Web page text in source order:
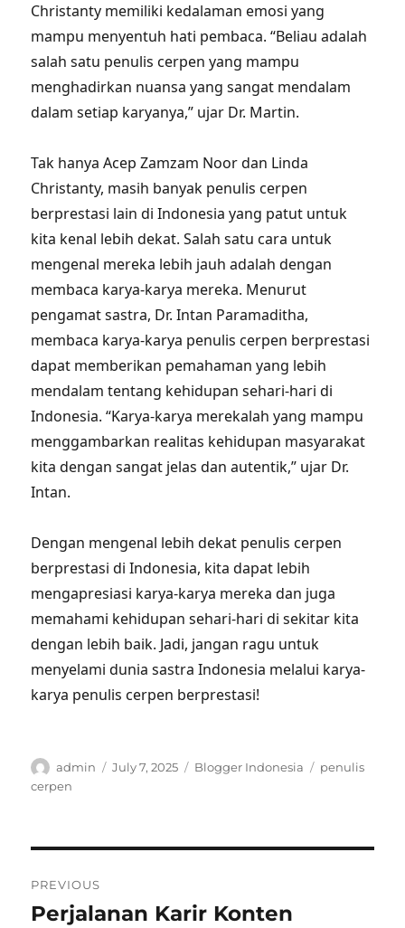
Christanty memiliki kedalaman emosi yang
mampu menyentuh hati pembaca. “Beliau adalah
salah satu penulis cerpen yang mampu
menghadirkan nuansa yang sangat mendalam
dalam setiap karyanya,” ujar Dr. Martin.
Tak hanya Acep Zamzam Noor dan Linda
Christanty, masih banyak penulis cerpen
berprestasi lain di Indonesia yang patut untuk
kita kenal lebih dekat. Salah satu cara untuk
mengenal mereka lebih jauh adalah dengan
membaca karya-karya mereka. Menurut
pengamat sastra, Dr. Intan Paramaditha,
membaca karya-karya penulis cerpen berprestasi
dapat memberikan pemahaman yang lebih
mendalam tentang kehidupan sehari-hari di
Indonesia. “Karya-karya merekalah yang mampu
menggambarkan realitas kehidupan masyarakat
kita dengan sangat jelas dan autentik,” ujar Dr.
Intan.
Dengan mengenal lebih dekat penulis cerpen
berprestasi di Indonesia, kita dapat lebih
mengapresiasi karya-karya mereka dan juga
memahami kehidupan sehari-hari di sekitar kita
dengan lebih baik. Jadi, jangan ragu untuk
menyelami dunia sastra Indonesia melalui karya-
karya penulis cerpen berprestasi!
Author
admin
Posted
July 7, 2025 Categories
Blogger Indonesia Tags
penulis
cerpen
navigation
PREVIOUS
Previous
Perjalanan Karir Konten